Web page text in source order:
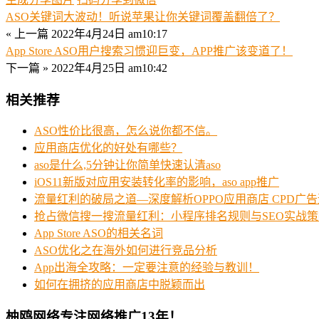
ASO关键词大波动！听说苹果让你关键词覆盖翻倍了？
« 上一篇 2022年4月24日 am10:17
App Store ASO用户搜索习惯迎巨变，APP推广该变道了！
下一篇 » 2022年4月25日 am10:42
相关推荐
ASO性价比很高，怎么说你都不信。
应用商店优化的好处有哪些？
aso是什么,5分钟让你简单快速认清aso
iOS11新版对应用安装转化率的影响，aso app推广
流量红利的破局之道—深度解析OPPO应用商店 CPD广
抢占微信搜一搜流量红利：小程序排名规则与SEO实战
App Store ASO的相关名词
ASO优化之在海外如何进行竞品分析
App出海全攻略：一定要注意的经验与教训！
如何在拥挤的应用商店中脱颖而出